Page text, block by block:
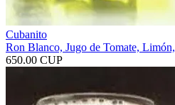
Cubanito
Ron Blanco, Jugo de Tomate,
650.00 CUP